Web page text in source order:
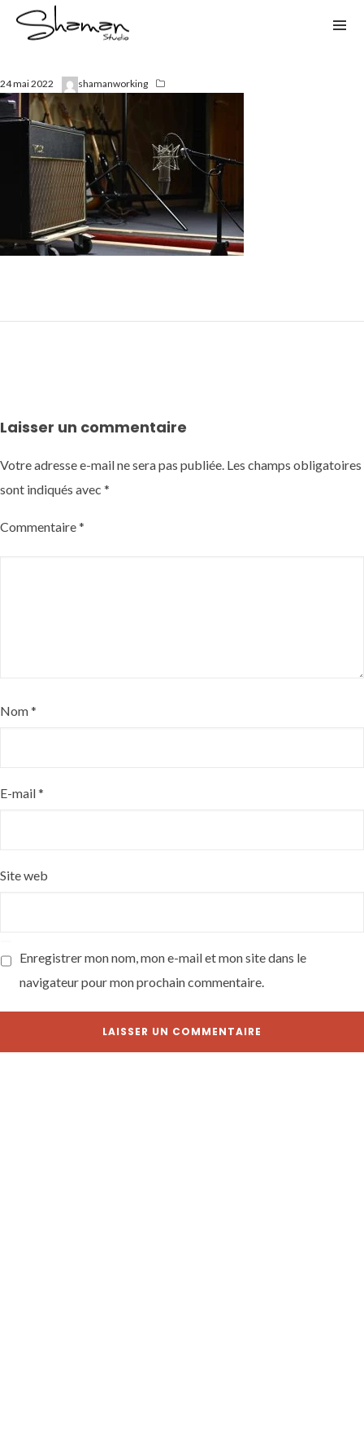
24 mai 2022 shamanworking
Laisser un commentaire
Votre adresse e-mail ne sera pas publiée. Les champs obligatoires
sont indiqués avec *
Commentaire*
Nom*
E-mail*
Site web
Enregistrer mon nom, mon e-mail et mon site dans le
navigateur pour mon prochain commentaire.